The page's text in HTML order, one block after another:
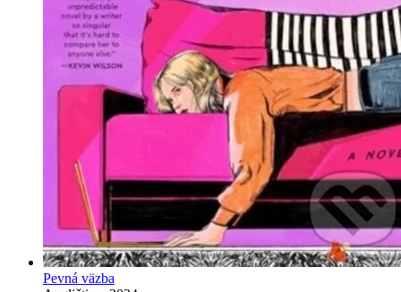
Pevná väzba